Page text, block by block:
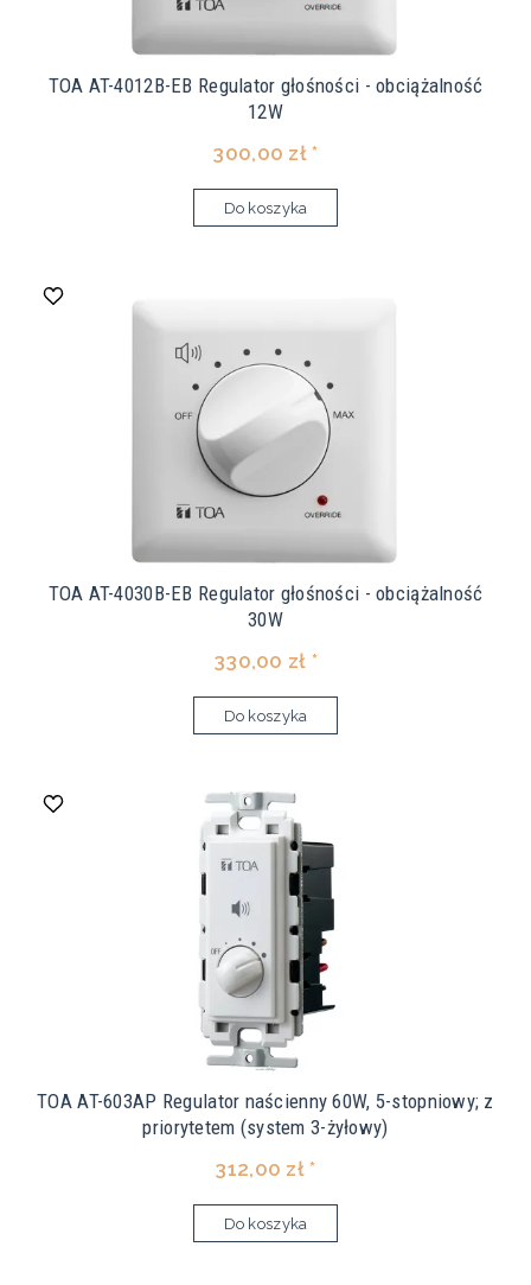
TOA AT-4012B-EB Regulator głośności - obciążalność
12W
300,00 zł *
Do koszyka
TOA AT-4030B-EB Regulator głośności - obciążalność
30W
330,00 zł *
Do koszyka
TOA AT-603AP Regulator naścienny 60W, 5-stopniowy; z
priorytetem (system 3-żyłowy)
312,00 zł *
Do koszyka